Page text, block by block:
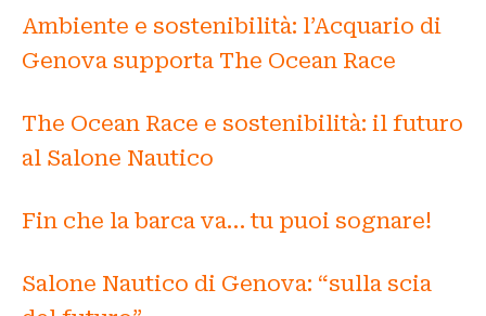
Ambiente e sostenibilità: l’Acquario di
Genova supporta The Ocean Race
The Ocean Race e sostenibilità: il futuro
al Salone Nautico
Fin che la barca va… tu puoi sognare!
Salone Nautico di Genova: “sulla scia